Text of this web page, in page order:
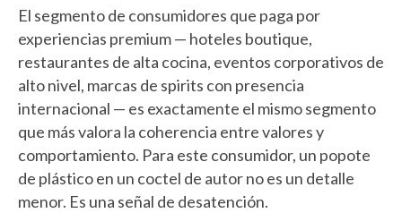
El segmento de consumidores que paga por
experiencias premium — hoteles boutique,
restaurantes de alta cocina, eventos corporativos de
alto nivel, marcas de spirits con presencia
internacional — es exactamente el mismo segmento
que más valora la coherencia entre valores y
comportamiento. Para este consumidor, un popote
de plástico en un coctel de autor no es un detalle
menor. Es una señal de desatención.